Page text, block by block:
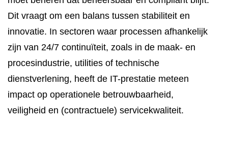
Dit vraagt om een balans tussen stabiliteit en
innovatie. In sectoren waar processen afhankelijk
zijn van 24/7 continuïteit, zoals in de maak- en
procesindustrie, utilities of technische
dienstverlening, heeft de IT-prestatie meteen
impact op operationele betrouwbaarheid,
veiligheid en (contractuele) servicekwaliteit.